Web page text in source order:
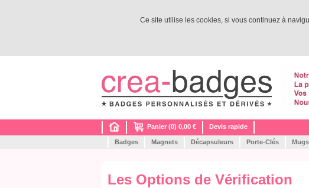
Ce site utilise les cookies, si vous continuez à
Panier (0) 0,00 € Devis rapide
Badges Magnets Décapsuleurs Porte-Clés
Les Options de Vérification